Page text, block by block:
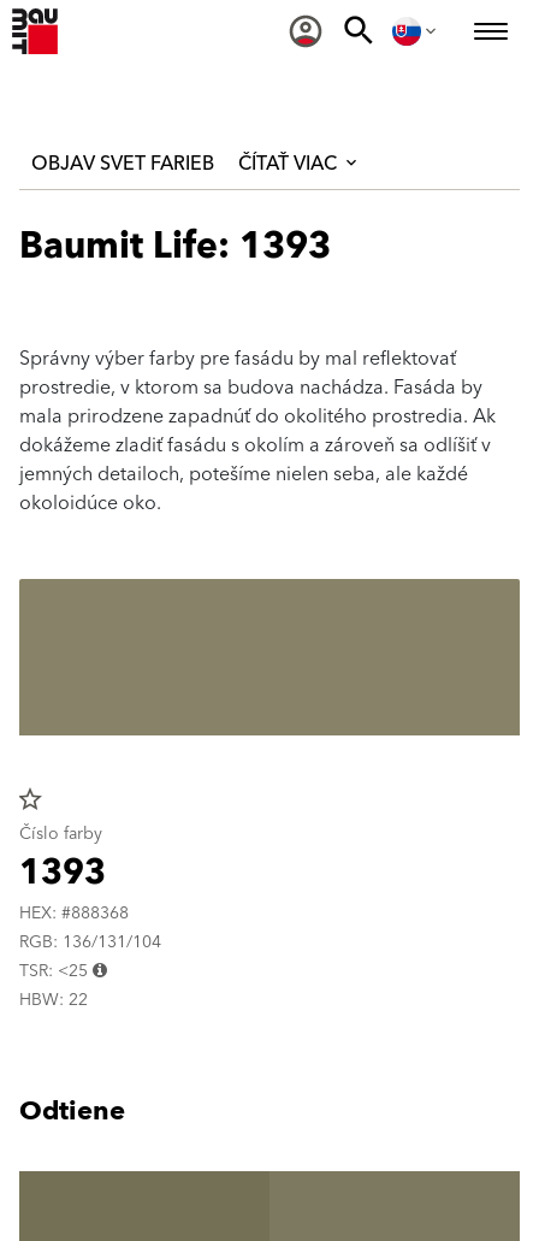
OBJAV SVET FARIEB ČÍTAŤ VIAC
Baumit Life: 1393
Správny výber farby pre fasádu by mal reflektovať
prostredie, v ktorom sa budova nachádza. Fasáda by
mala prirodzene zapadnúť do okolitého prostredia. Ak
dokážeme zladiť fasádu s okolím a zároveň sa odlíšiť v
jemných detailoch, potešíme nielen seba, ale každé
okoloidúce oko.
star_border
Číslo farby
1393
HEX: #888368
RGB: 136/131/104
TSR: <25
HBW: 22
Odtiene